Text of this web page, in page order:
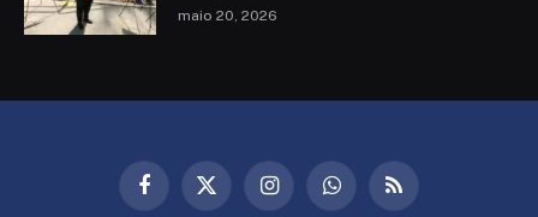
maio 20, 2026
Facebook
X
InstagramWhatsAppRSS